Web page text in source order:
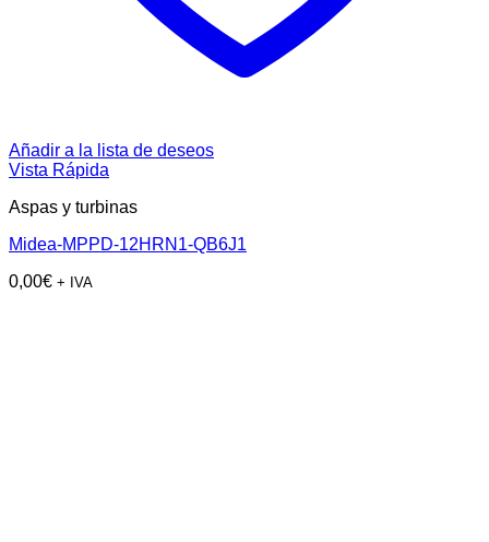
Añadir a la lista de deseos
Vista Rápida
Aspas y turbinas
Midea-MPPD-12HRN1-QB6J1
0,00€ + IVA